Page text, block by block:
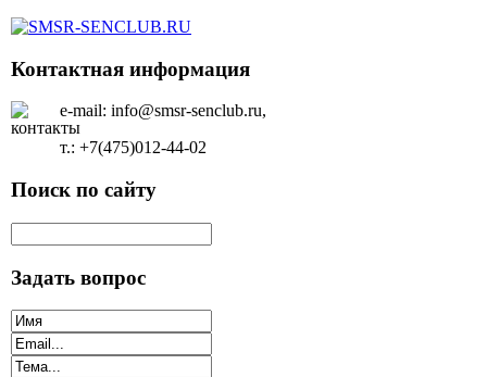
Контактная информация
e-mail: info@smsr-senclub.ru,
т.: +7(475)012-44-02
Поиск по сайту
Задать вопрос